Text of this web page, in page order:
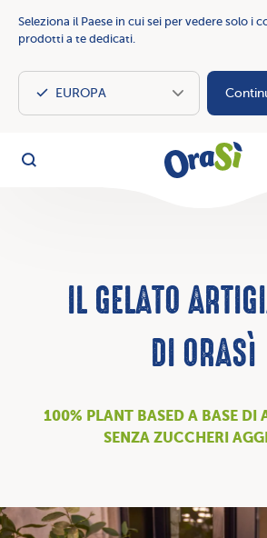
Seleziona il Paese in cui sei per vedere solo i
prodotti a te dedicati.
OraSì
Cerca
IL GELATO
DI ORASì
100% PLANT BASED A BASE DI
SENZA ZUCCHERI